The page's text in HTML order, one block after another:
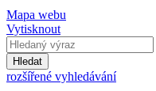
Mapa webu
Vytisknout
Hledat
rozšířené vyhledávání